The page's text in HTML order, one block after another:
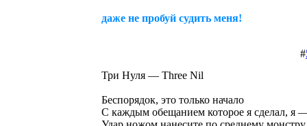
даже не пробуй судить меня!
#
Три Нуля — Three Nil
Беспорядок, это только начало
С каждым обещанием которое я сделал, я —